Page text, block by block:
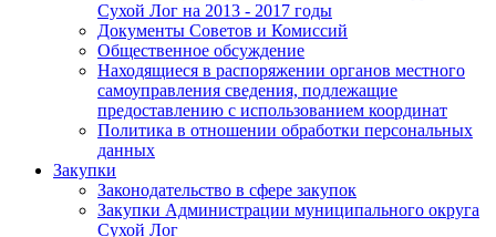
Сухой Лог на 2013 - 2017 годы
Документы Советов и Комиссий
Общественное обсуждение
Находящиеся в распоряжении органов местного
самоуправления сведения, подлежащие
предоставлению с использованием координат
Политика в отношении обработки персональных
данных
Закупки
Законодательство в сфере закупок
Закупки Администрации муниципального округа
Сухой Лог